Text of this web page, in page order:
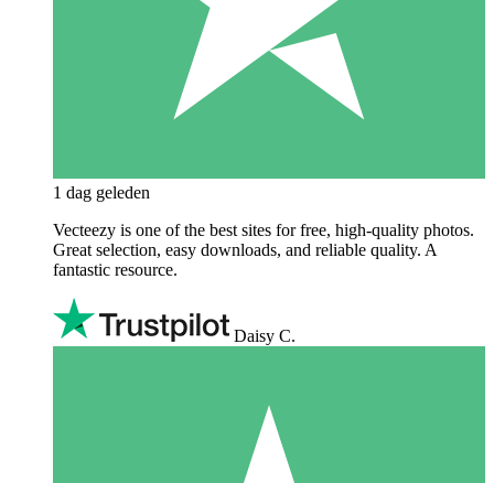
1 dag geleden
Vecteezy is one of the best sites for free, high‑quality photos.
Great selection, easy downloads, and reliable quality. A
fantastic resource.
Daisy C.